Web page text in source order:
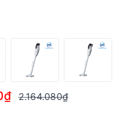
2.164.080₫